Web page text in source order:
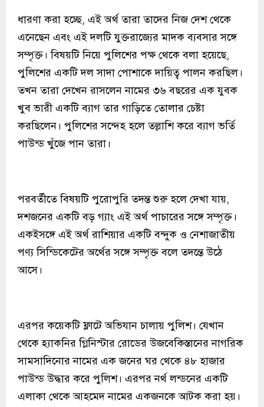
ধারণা করা হচ্ছে, এই অর্থ তারা তাদের নিজ দেশ থেকে
এনেছেন এবং এই দলটি যুক্তরাজ্যের মাদক ব্যবসার সঙ্গে
সম্পৃক্ত। বিষয়টি নিয়ে পুলিশের পক্ষ থেকে বলা হয়েছে,
পুলিশের একটি দল সাদা পোশাকে দায়িত্ব পালন করছিল।
তখন তারা দেখেন রাসলেন নামের ৩৬ বছরের এক যুবক
খুব ভারী একটি ব্যাগ তার গাড়িতে তোলার চেষ্টা
করছিলেন। পুলিশের সন্দেহ হলে তল্লাশি করে ব্যাগ ভর্তি
পাউন্ড খুঁজে পান তারা।
পরবর্তীতে বিষয়টি পুরোপুরি তদন্ত শুরু হলে দেখা যায়,
দশজনের একটি বড় গ্যাং এই অর্থ পাচারের সঙ্গে সম্পৃক্ত।
একইসঙ্গে এই অর্থ রাশিয়ার একটি বন্দুক ও নেশাজাতীয়
পণ্য সিন্ডিকেটের অর্থের সঙ্গে সম্পৃক্ত বলে তদন্তে উঠে
আসে।
এরপর কয়েকটি ফ্লাটে অভিযান চালায় পুলিশ। যেখান
থেকে হ্যাকনির গ্লিনিস্টার রোডের উজবেকিস্তানের নাগরিক
সামসাদিনোর নামের এক জনের ঘর থেকে ৪৮ হাজার
পাউন্ড উদ্ধার করে পুলিশ। এরপর নর্থ লন্ডনের একটি
এলাকা থেকে আহমেদ নামের একজনকে আটক করা হয়।